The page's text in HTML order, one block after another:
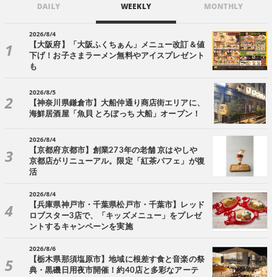
DAILY WEEKLY MONTHLY
2026/8/4
【大阪府】「大阪ふくちぁん」メニュー改訂＆値
下げ！お子さまラーメン無料やアイスプレゼント
も
2026/8/5
【神奈川県鎌倉市】大船仲通り商店街エリアに、
海鮮居酒屋「魚貝 とろぼっち 大船」オープン！
2026/8/4
【京都府京都市】創業273年の老舗 京はやしや
京都店がリニューアル。限定「紅茶パフェ」が復
活
2026/8/4
【兵庫県神戸市・千葉県松戸市・千葉市】レッド
ロブスター3店で、「キッズメニュー」をプレゼ
ントするキャンペーンを実施
2026/8/6
【栃木県那須塩原市】地域に根差す食と音楽の祭
典・黒磯日用夜市開催！約40店と多彩なアーテ